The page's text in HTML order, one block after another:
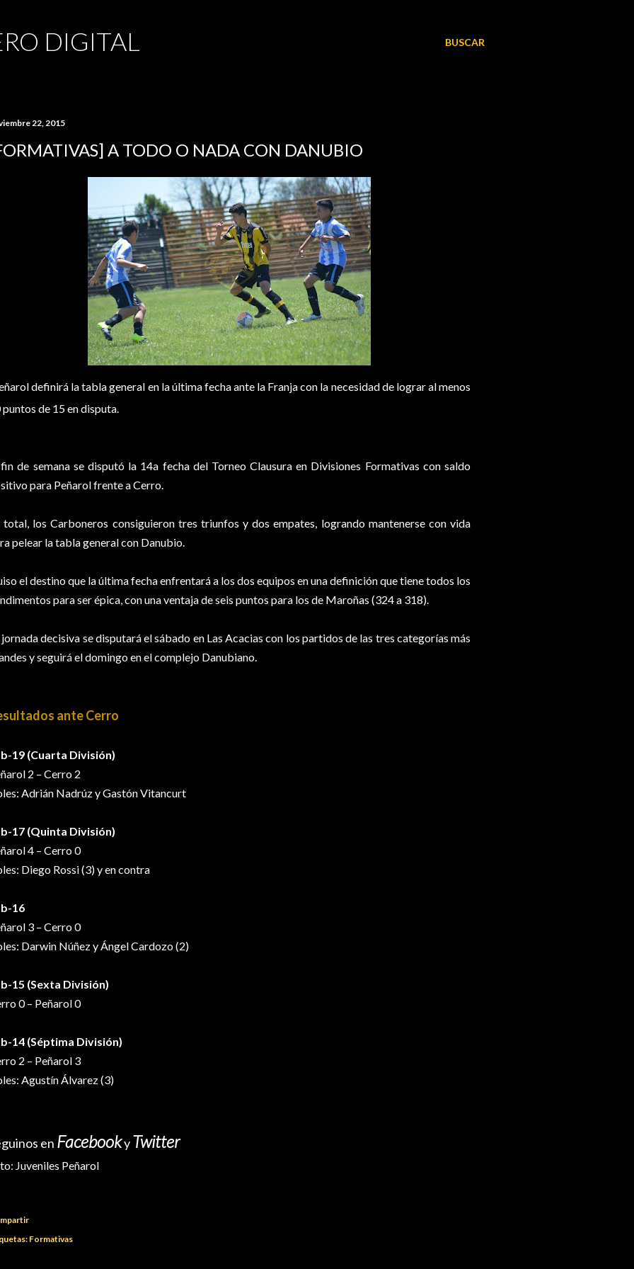
BUSCAR
DIGITAL
22, 2015
A TODO O NADA CON DANUBIO
definirá la tabla general en la última fecha ante la Franja con la necesidad de lograr al menos
puntos de 15 en disputa.
de semana se disputó la 14a fecha del Torneo Clausura en Divisiones Formativas con saldo
para Peñarol frente a Cerro.
total, los Carboneros consiguieron tres triunfos y dos empates, logrando mantenerse con vida
pelear la tabla general con Danubio.
el destino que la última fecha enfrentará a los dos equipos en una definición que tiene todos los
para ser épica, con una ventaja de seis puntos para los de Maroñas (324 a 318).
jornada decisiva se disputará el sábado en Las Acacias con los partidos de las tres categorías más
y seguirá el domingo en el complejo Danubiano.
ante Cerro
19 (Cuarta División)
2 – Cerro 2
Adrián Nadrúz y Gastón Vitancurt
17 (Quinta División)
4 – Cerro 0
Diego Rossi (3) y en contra
16
3 – Cerro 0
Darwin Núñez y Ángel Cardozo (2)
15 (Sexta División)
0 – Peñarol 0
14 (Séptima División)
2 – Peñarol 3
Agustín Álvarez (3)
en FacebookyTwitter
Juveniles Peñarol
Formativas